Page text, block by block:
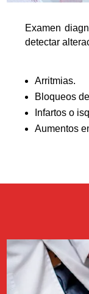
Examen
detectar
Arritmias.
Bloqueos
Infartos o